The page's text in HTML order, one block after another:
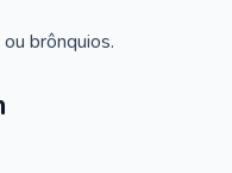
brônquios.